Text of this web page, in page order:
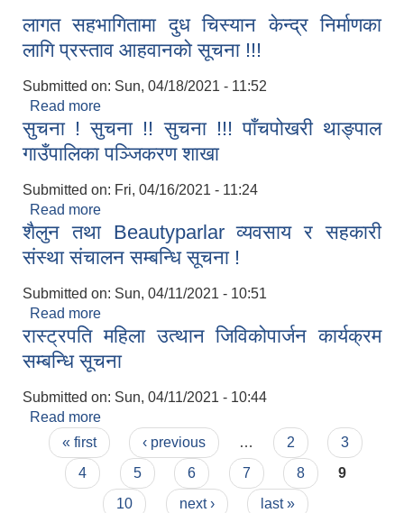
लागत सहभागितामा दुध चिस्यान केन्द्र निर्माणका
लागि प्रस्ताव आहवानको सूचना !!!
Submitted on: Sun, 04/18/2021 - 11:52
Read more
लागि प्रस्ताव आहवानको सूचना !!!
सुचना ! सुचना !! सुचना !!! पाँचपोखरी थाङ्पाल
गाउँपालिका पञ्जिकरण शाखा
Submitted on: Fri, 04/16/2021 - 11:24
Read more
गाउँपालिका पञ्जिकरण शाखा
शैलुन तथा Beautyparlar व्यवसाय र सहकारी
संस्था संचालन सम्बन्धि सूचना !
Submitted on: Sun, 04/11/2021 - 10:51
Read more
संस्था संचालन सम्बन्धि सूचना !
रास्ट्रपति महिला उत्थान जिविकोपार्जन कार्यक्रम
सम्बन्धि सूचना
Submitted on: Sun, 04/11/2021 - 10:44
Read more
सम्बन्धि सूचना
Pages
« first ‹ previous … 2
3
4
5 6 7 8
9
10
next › last »